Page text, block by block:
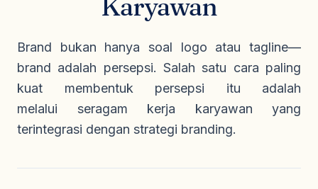
Seragam Cleaning Service
Karyawan
Brand bukan hanya soal logo atau tagline—
brand adalah persepsi. Salah satu cara paling
kuat membentuk persepsi itu adalah
melalui seragam kerja karyawan yang
terintegrasi dengan strategi branding.